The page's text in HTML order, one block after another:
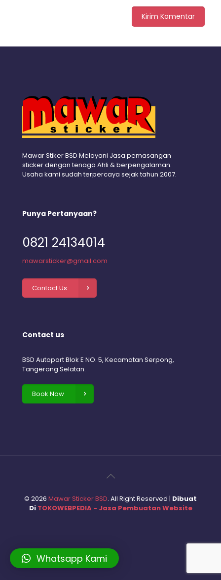
Mawar Stiker BSD Melayani Jasa pemasangan
sticker dengan tenaga Ahli & berpengalaman.
Usaha kami sudah terpercaya sejak tahun 2007.
Punya Pertanyaan?
0821 24134014
mawarsticker@gmail.com
Contact Us
Contact us
BSD Autopart Blok E NO. 5, Kecamatan Serpong,
Tangerang Selatan.
Book Now
© 2026 Mawar Sticker BSD. All Right Reserved | Dibuat
Di TOKOWEBPEDIA - Jasa Pembuatan Website
Whatsapp Kami